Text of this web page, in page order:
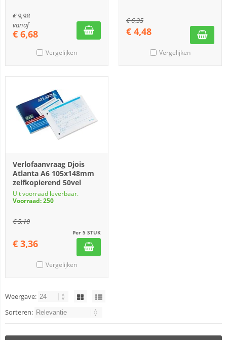
€9,98
vanaf
€ 6,68
Vergelijken
€6,35
€ 4,48
Vergelijken
Verlofaanvraag Djois
Atlanta A6 105x148mm
zelfkopierend 50vel
Uit voorraad leverbaar.
Voorraad: 250
€5,10
Per 5 STUK
€ 3,36
Vergelijken
Weergave:
Sorteren: